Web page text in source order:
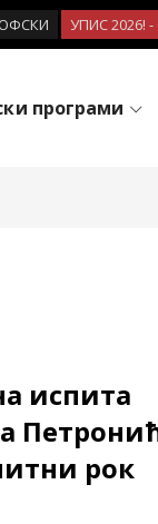
УПИС 2026!
програми
испита
рок